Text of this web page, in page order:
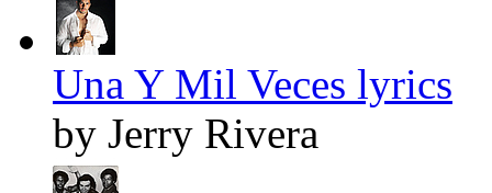
Una Y Mil Veces lyrics
by Jerry Rivera